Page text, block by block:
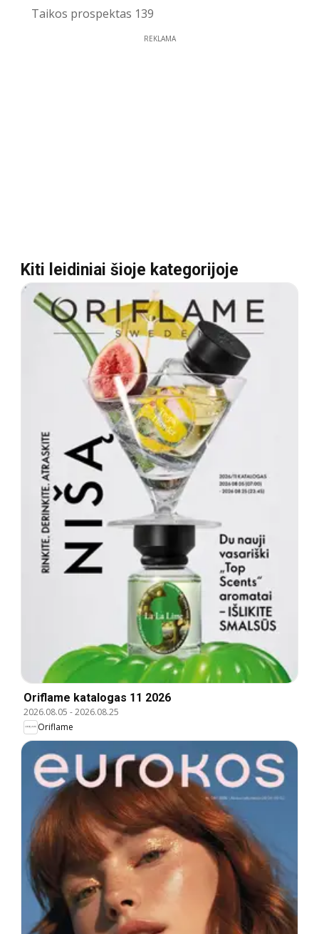
Taikos prospektas 139
REKLAMA
Kiti leidiniai šioje kategorijoje
Oriflame katalogas 11 2026
2026.08.05 -2026.08.25
Oriflame